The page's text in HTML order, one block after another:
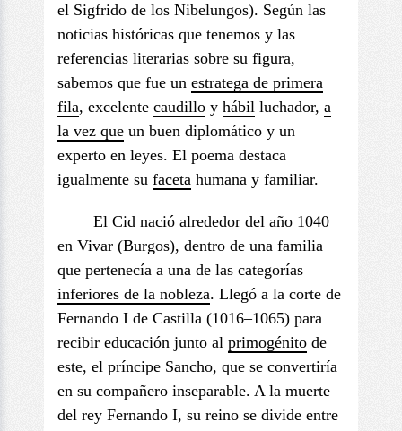
el Sigfrido de los Nibelungos). Según las
noticias históricas que tenemos y las
referencias literarias sobre su figura,
sabemos que fue un estratega de primera
fila, excelente caudillo y hábil luchador, a
la vez que un buen diplomático y un
experto en leyes. El poema destaca
igualmente su faceta humana y familiar.
El Cid nació alrededor del año 1040
en Vivar (Burgos), dentro de una familia
que pertenecía a una de las categorías
inferiores de la nobleza. Llegó a la corte de
Fernando I de Castilla (1016–1065) para
recibir educación junto al primogénito de
este, el príncipe Sancho, que se convertiría
en su compañero inseparable. A la muerte
del rey Fernando I, su reino se divide entre